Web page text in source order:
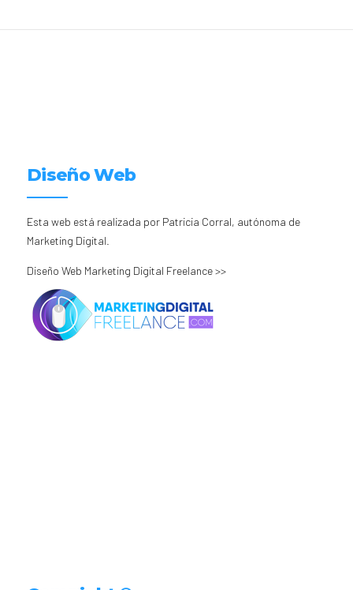
Diseño Web
Esta web está realizada por Patricia Corral, autónoma de
Marketing Digital.
Diseño Web Marketing Digital Freelance >>